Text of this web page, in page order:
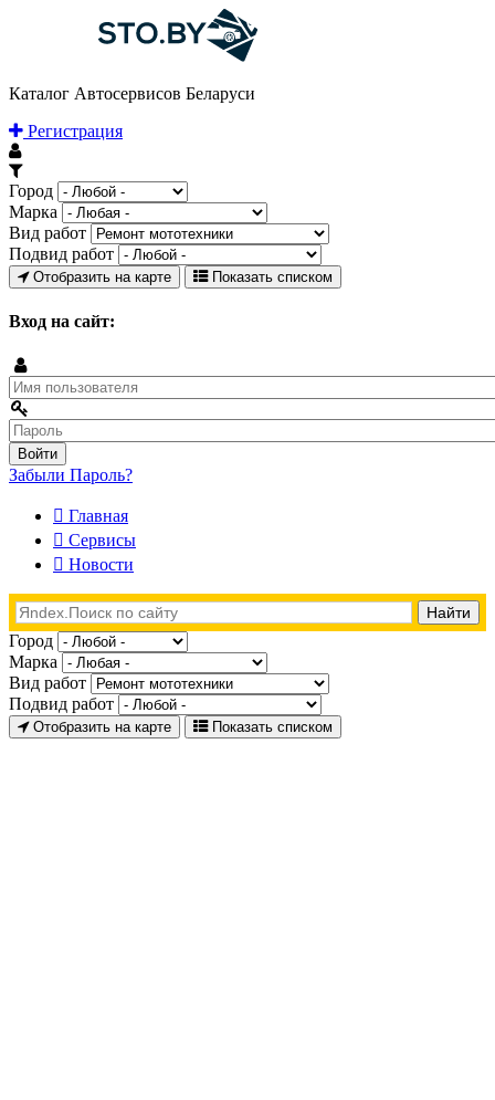
Каталог Автосервисов Беларуси
Регистрация
Город
Марка
Вид работ
Подвид работ
Отобразить на карте Показать списком
Вход на сайт:
Забыли Пароль?
Главная
Сервисы
Новости
Город
Марка
Вид работ
Подвид работ
Отобразить на карте Показать списком